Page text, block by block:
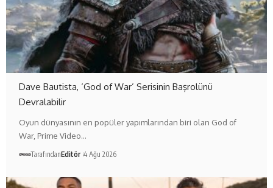
Dave Bautista, ‘God of War’ Serisinin Başrolünü
Devralabilir
Oyun dünyasının en popüler yapımlarından biri olan God of
War, Prime Video…
TarafındanEditör 4 Ağu 2026